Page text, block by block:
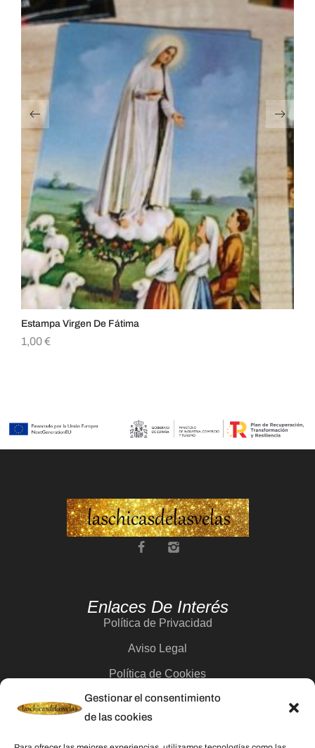
Gestionar el consentimiento
de las cookies
Estampa Virgen De Fátima
1,00€
Enlaces De Interés
Política de Privacidad
Aviso Legal
Política de Cookies
Contacto